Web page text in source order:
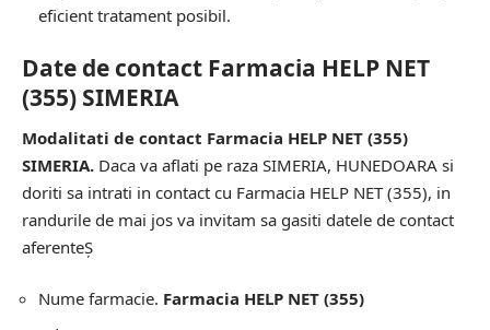
eficient tratament posibil.
Date de contact Farmacia HELP NET
(355) SIMERIA
Modalitati de contact Farmacia HELP NET (355)
SIMERIA. Daca va aflati pe raza SIMERIA, HUNEDOARA si
doriti sa intrati in contact cu Farmacia HELP NET (355), in
randurile de mai jos va invitam sa gasiti datele de contact
aferenteȘ
Nume farmacie. Farmacia HELP NET (355)